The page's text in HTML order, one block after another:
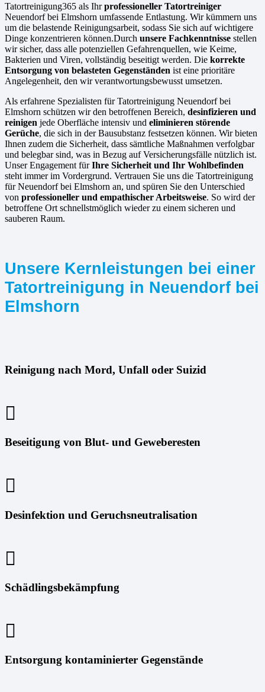
Tatortreinigung365 als Ihrprofessioneller Tatortreiniger
Neuendorf bei Elmshorn umfassende Entlastung. Wir kümmern uns
um die belastende Reinigungsarbeit, sodass Sie sich auf wichtigere
Dinge konzentrieren können.Durch unsere Fachkenntnisse stellen
wir sicher, dass alle potenziellen Gefahrenquellen, wie Keime,
Bakterien und Viren, vollständig beseitigt werden. Die korrekte
Entsorgung von belasteten Gegenständen ist eine prioritäre
Angelegenheit, den wir verantwortungsbewusst umsetzen.
Als erfahrene Spezialisten für Tatortreinigung Neuendorf bei
Elmshorn schützen wir den betroffenen Bereich, desinfizieren und
reinigen jede Oberfläche intensiv und eliminieren störende
Gerüche, die sich in der Bausubstanz festsetzen können. Wir bieten
Ihnen zudem die Sicherheit, dass sämtliche Maßnahmen verfolgbar
und belegbar sind, was in Bezug auf Versicherungsfälle nützlich ist.
Unser Engagement fürIhre Sicherheit und Ihr Wohlbefinden
steht immer im Vordergrund. Vertrauen Sie uns die Tatortreinigung
für Neuendorf bei Elmshorn an, und spüren Sie den Unterschied
von professioneller und empathischer Arbeitsweise. So wird der
betroffene Ort schnellstmöglich wieder zu einem sicheren und
sauberen Raum.
Unsere Kernleistungen bei einer
Tatortreinigung in Neuendorf bei
Elmshorn
Reinigung nach Mord, Unfall oder Suizid
Beseitigung von Blut- und Geweberesten
Desinfektion und Geruchsneutralisation
Schädlingsbekämpfung
Entsorgung kontaminierter Gegenstände